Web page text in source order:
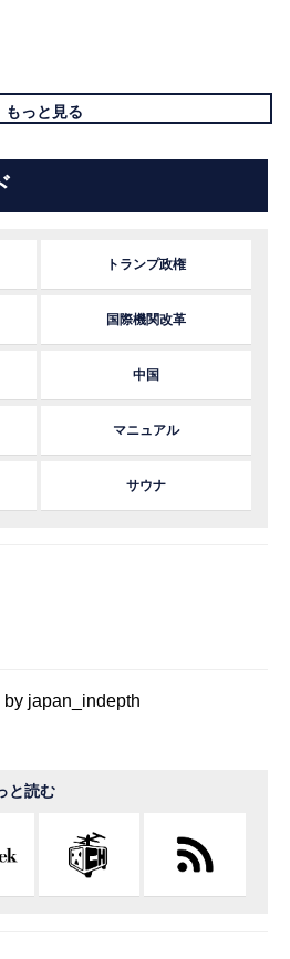
もっと見る
トランプ政権
国際機関改革
中国
マニュアル
サウナ
by japan_indepth
と読む